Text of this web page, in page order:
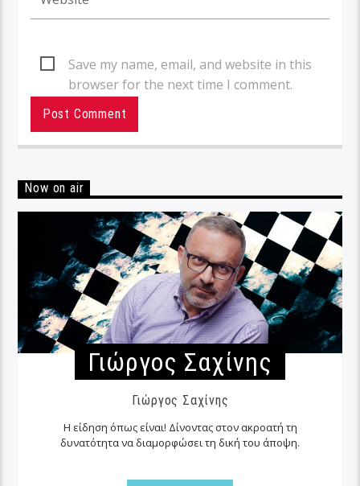
Save my name, email, and website in this
browser for the next time I comment.
Now on air
Γιώργος Σαχίνης
Γιώργος Σαχίνης
Η είδηση όπως είναι! Δίνοντας στον ακροατή τη
δυνατότητα να διαμορφώσει τη δική του άποψη.